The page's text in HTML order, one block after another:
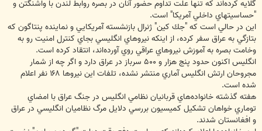
گلايه كرده‌اند كه تنها علت تداوم حضور آنان در بصره روابط لندن با واشنگتن و
"حساسيتهاي داخلي آمريكا" است.
اين در حالي است كه "جك كين" ژنرال بازنشسته آمريكايي و نماينده پنتاگون كه
بتازگي به عراق سفر كرده، از اينكه نيروهاي انگليسي بجاي كنترل امنيت رو به
وخامت بصره به آموزش نيروهاي عراقي روي آورده‌اند، انتقاد كرده است.
انگليس اكنون حدود پنج هزار و ‪ ۵۰۰‬سرباز در عراق دارد و اگر چه از شمار
مجروحان ارتش انگليس آماري منتشر نشده، تلفات اين نيروها ‪ ۱۶۸‬نفر اعلام
شده است.
هفته گذشته خانواده‌هاي قربانيان نظامي انگليس در جنگ عراق با امضاي
توماري خواهان تشكيل كميسيون بررسي دلايل مرگ نظاميان انگليسي در عراق
و افغانستان شدند.